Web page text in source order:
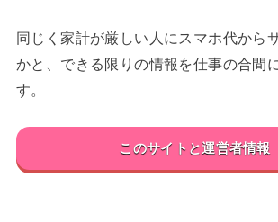
同じく家計が厳しい人にスマホ代から
かと、できる限りの情報を仕事の合間
す。
このサイトと運営者情報